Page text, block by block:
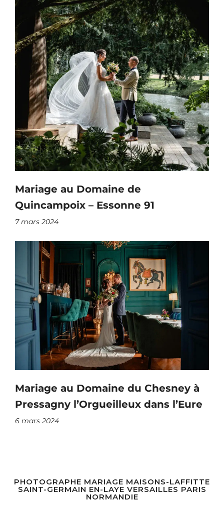
Mariage au Domaine de
Quincampoix – Essonne 91
7 mars 2024
Mariage au Domaine du Chesney à
Pressagny l’Orgueilleux dans l’Eure
6 mars 2024
PHOTOGRAPHE MARIAGE MAISONS-LAFFITTE
SAINT-GERMAIN EN-LAYE VERSAILLES PARIS
NORMANDIE